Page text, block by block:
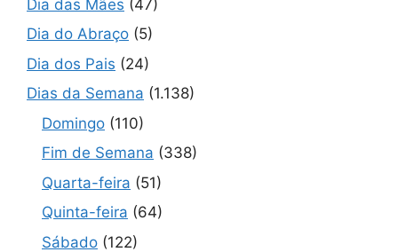
Dia das Mães (47)
Dia do Abraço (5)
Dia dos Pais (24)
Dias da Semana (1.138)
Domingo (110)
Fim de Semana (338)
Quarta-feira (51)
Quinta-feira (64)
Sábado (122)